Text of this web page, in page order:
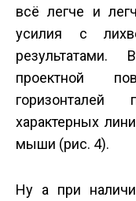
всё легче и
усилия с
результатами.
проектной
характерных
мыши (рис. 4).
Ну а при